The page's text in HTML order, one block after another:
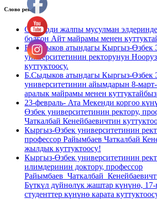
Слово ректора
Сиздерди жалпы мусулман
болгон Айт майрамы менен
Б.Сыдыков атындагы Кыргыз-Өзбек
университетинин ректорунун
куттуктоосу.
Б.Сыдыков атындагы Кыргыз-Өзбек
университетинин айымдарын 8-
аралык майрамы менен
23-февраль- Ата Мекенди коргоо
Өзбек университетинин ректору,
Чаткалбай Кенейбаевичтин
Кыргыз-Өзбек университетинин
профессор Райымбаев Чаткалбай
жылдык куттуктоосу!
Кыргыз-Өзбек университетинин
илимдеринин доктору, профессор
Бүткүл дүйнөлүк жаштар күнүнө, 17-
студенттер күнүнө карата